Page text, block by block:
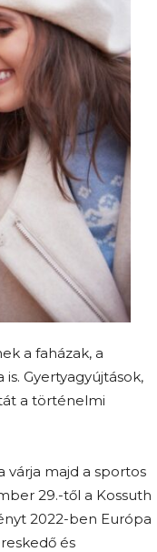
a faházak, a
Gyertyagyújtások,
a történelmi
majd a sportos
29.-től a Kossuth
2022-ben Európa
és